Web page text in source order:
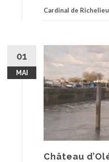
Cardinal de Richelieu
01
MAI
Château